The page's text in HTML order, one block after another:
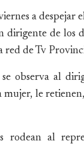
a despejar
dirigente de los
red de Tv
observa al
le
rodean al